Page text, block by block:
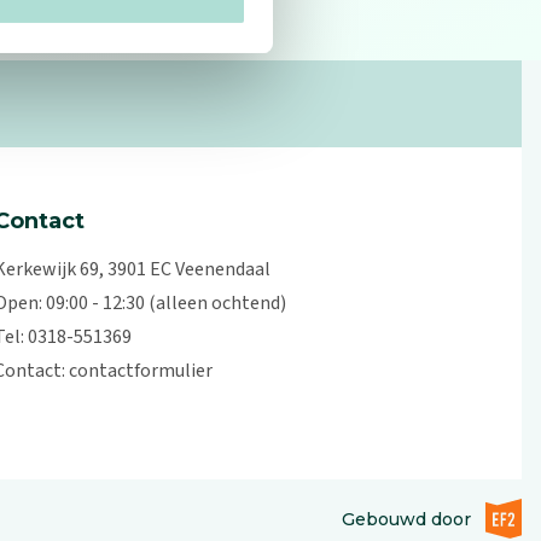
69, 3901 EC Veenendaal
09:00 - 12:30 (alleen ochtend)
0318-551369
contactformulier
Gebouwd doorEF2